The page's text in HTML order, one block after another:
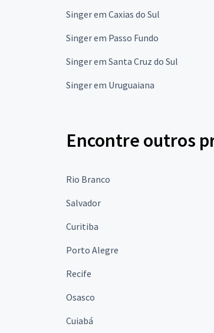
Singer em Caxias do Sul
Singer em Passo Fundo
Singer em Santa Cruz do Sul
Singer em Uruguaiana
Encontre outros
Rio Branco
Salvador
Curitiba
Porto Alegre
Recife
Osasco
Cuiabá